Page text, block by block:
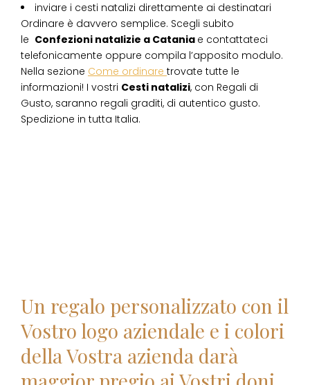
inviare i cesti natalizi direttamente ai destinatari
Ordinare è davvero semplice. Scegli subito
le Confezioni natalizie a Catania e contattateci
telefonicamente oppure compila l’apposito modulo.
Nella sezione Come ordinare trovate tutte le
informazioni! I vostri Cesti natalizi, con Regali di
Gusto, saranno regali graditi, di autentico gusto.
Spedizione in tutta Italia.
Un regalo personalizzato con il
Vostro logo aziendale e i colori
della Vostra azienda darà